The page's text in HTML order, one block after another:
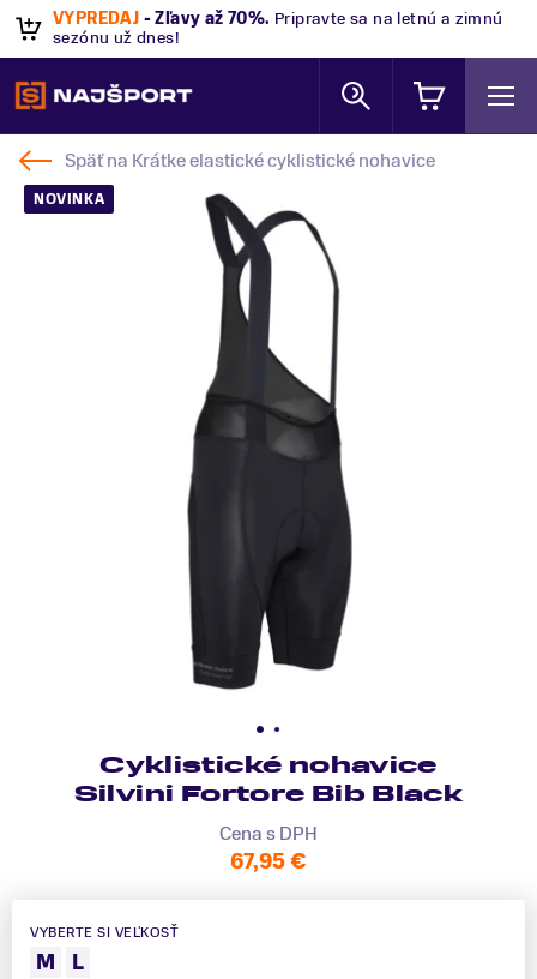
VÝPREDAJ - Zľavy až 70%. Pripravte sa na letnú a zimnú
sezónu už dnes!
Späť na Krátke elastické cyklistické nohavice
NOVINKA
Cyklistické nohavice
Silvini Fortore Bib Black
Cena s DPH
67,95 €
VYBERTE SI VEĽKOSŤ
M L